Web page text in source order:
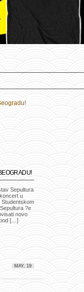
Sepultura
u
Studentskom
?e
novo
[…]
MAY, 19